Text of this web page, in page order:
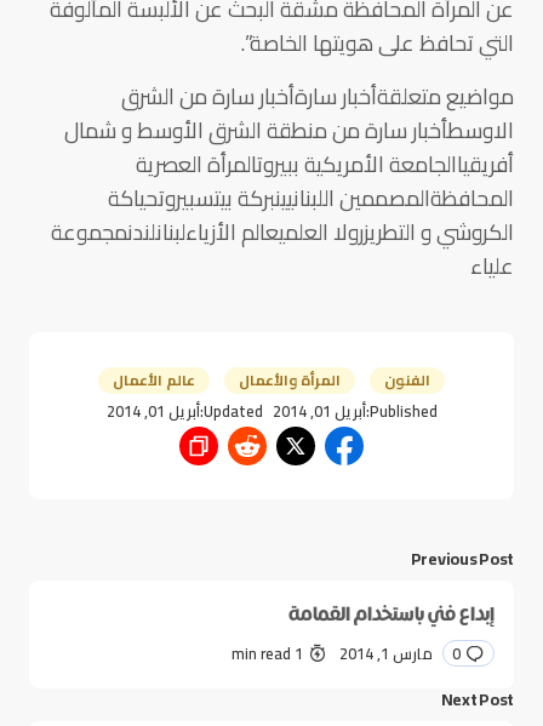
عن المرأة المحافظة مشقة البحث عن الألبسة المألوفة
التي تحافظ على هويتها الخاصة”.
مواضيع متعلقةأخبار سارةأخبار سارة من الشرق
الاوسطأخبار سارة من منطقة الشرق الأوسط و شمال
أفريقياالجامعة الأمريكية ببيروتالمرأة العصرية
المحافظةالمصممين اللبنانيينبركة بيتسبيروتحياكة
الكروشي و التطريزرولا العلميعالم الأزياءلبنانلندنمجموعة
علياء
الفنون المرأة والأعمال عالم الأعمال
Published:أبريل 01, 2014 Updated:أبريل 01, 2014
Previous Post
إبداع فني باستخدام القمامة
0 مارس 1, 2014 1 min read
Next Post